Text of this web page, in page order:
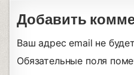
Добавить
Ваш адрес email не
Обязательные поля